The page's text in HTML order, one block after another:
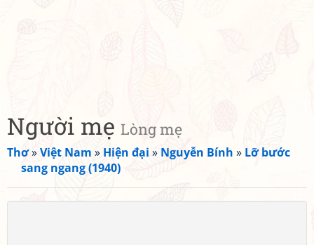
Người mẹ Lòng mẹ
Thơ»Việt Nam » Hiện đại » Nguyễn Bính » Lỡ bước
sang ngang (1940)